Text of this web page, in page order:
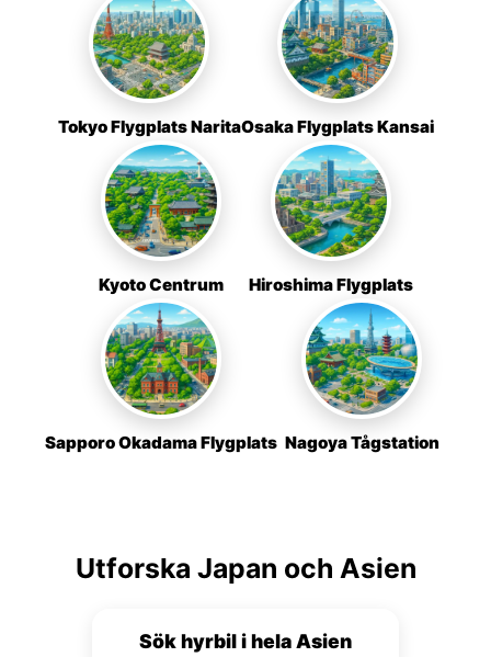
Tokyo Flygplats NaritaOsaka Flygplats Kansai
Kyoto Centrum Hiroshima Flygplats
Sapporo Okadama Flygplats Nagoya Tågstation
Utforska Japan och Asien
Sök hyrbil i hela Asien